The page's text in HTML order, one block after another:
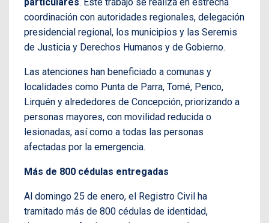
coordinación con autoridades regionales, delegación
presidencial regional, los municipios y las Seremis
de Justicia y Derechos Humanos y de Gobierno.
Las atenciones han beneficiado a comunas y
localidades como Punta de Parra, Tomé, Penco,
Lirquén y alrededores de Concepción, priorizando a
personas mayores, con movilidad reducida o
lesionadas, así como a todas las personas
afectadas por la emergencia.
Más de 800 cédulas entregadas
Al domingo 25 de enero, el Registro Civil ha
tramitado más de 800 cédulas de identidad,